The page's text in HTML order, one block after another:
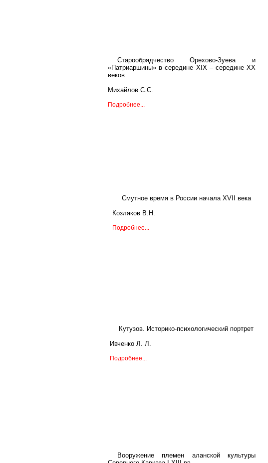
Старообрядчество Орехово-Зуева и
«Патриаршины» в середине XIX – середине XX
веков
Михайлов С.С.
Подробнее...
Смутное время в России начала XVII века
Козляков В.Н.
Подробнее...
Кутузов. Историко-психологический портрет
Ивченко Л. Л.
Подробнее...
Вооружение племен аланской культуры